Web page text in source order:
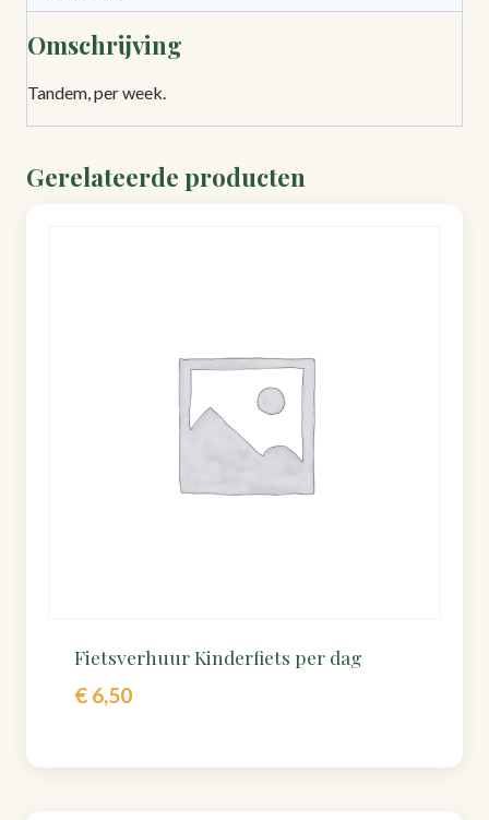
Omschrijving
Tandem, per week.
Gerelateerde producten
Fietsverhuur Kinderfiets per dag
€ 6,50